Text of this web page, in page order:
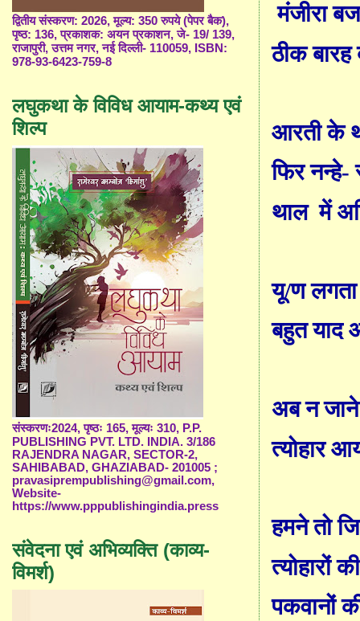
मंजीरा
ठीकबारह
आरतीके
फिर नन्हे-
थाल में
यू/णलगता
बहुत याद
अब न
त्योहार
हमने तो
त्योहारों
पकवानों
द्वितीय संस्करण: 2026, मूल्य: 350 रुपये (पेपर बैक),
पृष्ठ: 136, प्रकाशक: अयन प्रकाशन, जे- 19/ 139,
राजापुरी, उत्तम नगर, नई दिल्ली- 110059, ISBN:
978-93-6423-759-8
लघुकथा के विविध आयाम-कथ्य एवं
शिल्प
संस्करणः2024, पृष्ठः 165, मूल्यः 310, P.P.
PUBLISHING PVT. LTD. INDIA. 3/186
RAJENDRA NAGAR, SECTOR-2,
SAHIBABAD, GHAZIABAD- 201005 ;
pravasiprempublishing@gmail.com,
Website-
https://www.pppublishingindia.press
संवेदना एवं अभिव्यक्ति (काव्य-
विमर्श)